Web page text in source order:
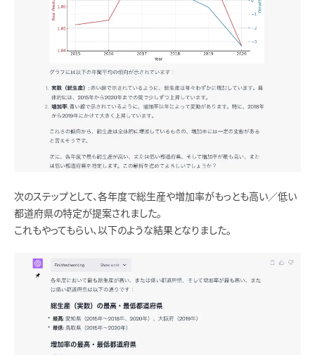
次のステップとして、各年度で総生産や増加率がもっとも高い／低い
都道府県の特定が提案されました。
これもやってもらい、以下のような結果となりました。